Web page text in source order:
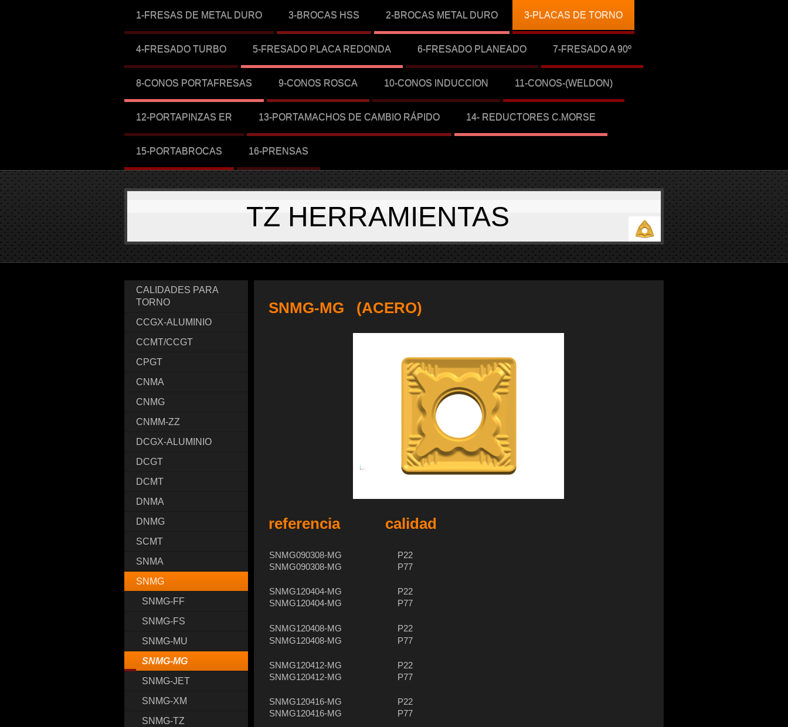
1-FRESAS DE METAL DURO 3-BROCAS HSS 2-BROCAS METAL DURO 3-PLACAS DE TORNO
4-FRESADO TURBO 5-FRESADO PLACA REDONDA 6-FRESADO PLANEADO 7-FRESADO A 90º
8-CONOS PORTAFRESAS 9-CONOS ROSCA 10-CONOS INDUCCION 11-CONOS-(WELDON)
12-PORTAPINZAS ER 13-PORTAMACHOS DE CAMBIO RÁPIDO 14- REDUCTORES C.MORSE
15-PORTABROCAS 16-PRENSAS
TZ HERRAMIENTAS
CALIDADES PARA
TORNO
CCGX-ALUMINIO
CCMT/CCGT
CPGT
CNMA
CNMG
CNMM-ZZ
DCGX-ALUMINIO
DCGT
DCMT
DNMA
DNMG
SCMT
SNMA
SNMG
SNMG-FF
SNMG-FS
SNMG-MU
SNMG-MG
SNMG-JET
SNMG-XM
SNMG-TZ
SNMG-MG (ACERO)
referencia calidad
SNMG090308-MG
P22
SNMG090308-MG
P77
SNMG120404-MG
P22
SNMG120404-MG
P77
SNMG120408-MG
P22
SNMG120408-MG
P77
SNMG120412-MG
P22
SNMG120412-MG
P77
SNMG120416-MG
P22
SNMG120416-MG
P77